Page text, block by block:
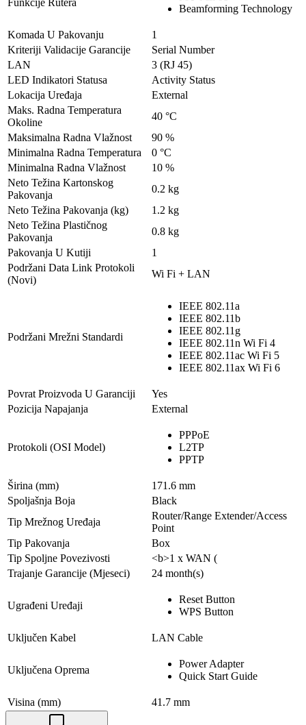
Beamforming Technology
Komada U Pakovanju
1
Kriteriji Validacije Garancije
Serial Number
LAN
3 (RJ 45)
LED Indikatori Statusa
Activity Status
Lokacija Uređaja
External
Maks. Radna Temperatura
Okoline
40 °C
Maksimalna Radna Vlažnost
90 %
Minimalna Radna Temperatura
0 °C
Minimalna Radna Vlažnost
10 %
Neto Težina Kartonskog
Pakovanja
0.2 kg
Neto Težina Pakovanja (kg)
1.2 kg
Neto Težina Plastičnog
Pakovanja
0.8 kg
Pakovanja U Kutiji
1
Podržani Data Link Protokoli
(Novi)
Wi Fi + LAN
Podržani Mrežni Standardi
IEEE 802.11a
IEEE 802.11b
IEEE 802.11g
IEEE 802.11n Wi Fi 4
IEEE 802.11ac Wi Fi 5
IEEE 802.11ax Wi Fi 6
Povrat Proizvoda U Garanciji
Yes
Pozicija Napajanja
External
Protokoli (OSI Model)
PPPoE
L2TP
PPTP
Širina (mm)
171.6 mm
Spoljašnja Boja
Black
Tip Mrežnog Uređaja
Router/Range Extender/Access
Point
Tip Pakovanja
Box
Tip Spoljne Povezivosti
<b>1 x WAN (
Trajanje Garancije (Mjeseci)
24 month(s)
Ugrađeni Uređaji
Reset Button
WPS Button
Uključen Kabel LAN Cable
Uključena Oprema
Power Adapter
Quick Start Guide
Visina (mm) 41.7 mm